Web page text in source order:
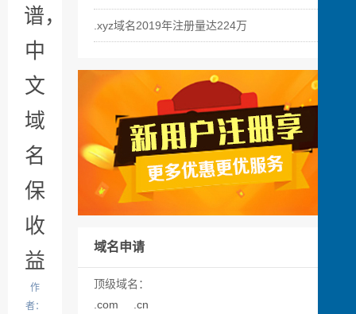
.xyz域名2019年注册量达224万
域名申请
顶级域名：
.com
.cn
谱，
中
文
域
名
保
收
益
作
者：